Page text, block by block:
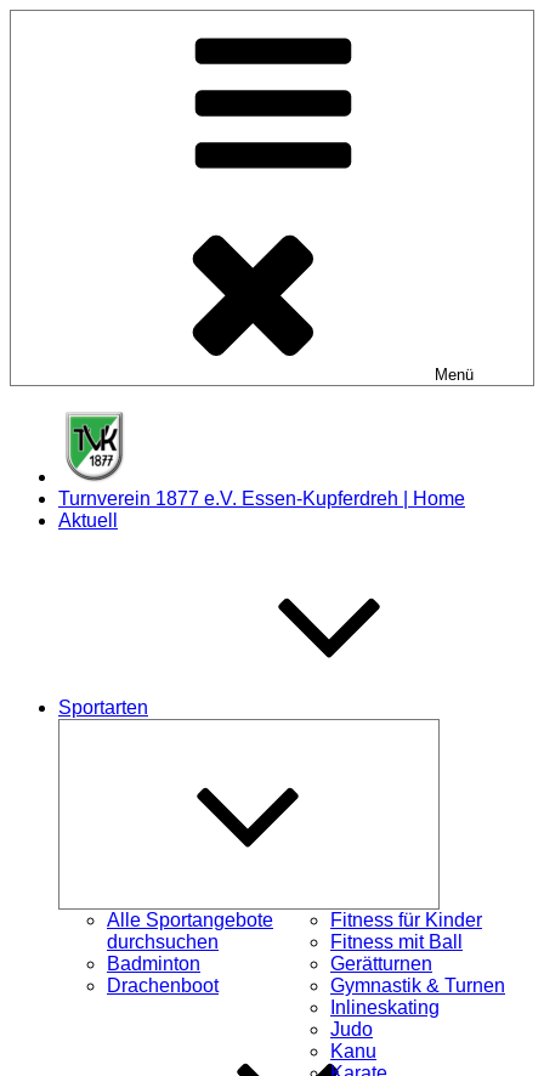
Menü
Turnverein 1877 e.V. Essen-Kupferdreh | Home
Aktuell
Sportarten
Alle Sportangebote
durchsuchen
Badminton
Drachenboot
Fitness für Kinder
Fitness mit Ball
Gerätturnen
Gymnastik & Turnen
Inlineskating
Judo
Kanu